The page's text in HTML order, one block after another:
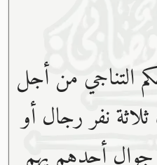
التناجي من أجل
نفر رجال أو